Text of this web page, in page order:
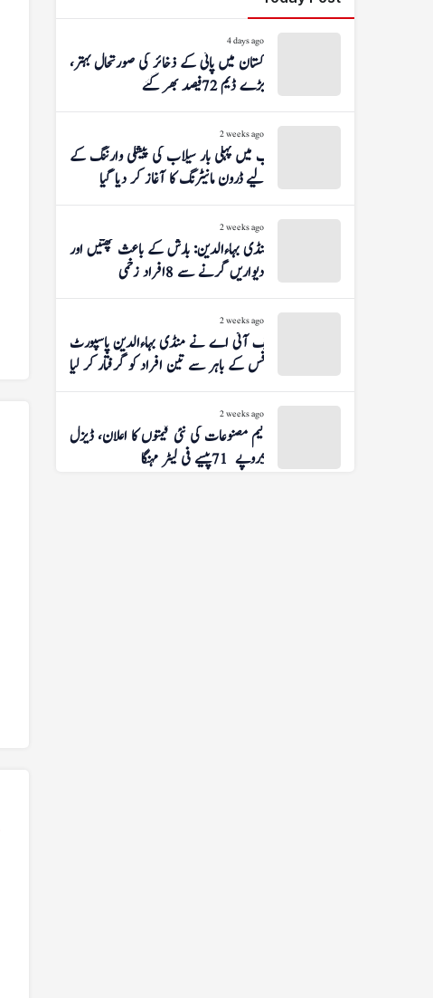
4 days ago
پاکستان میں پانی کے ذخائر کی صورتحال بہتر،
بڑے ڈیم 72 فیصد بھر گئے
2 weeks ago
پنجاب میں پہلی بار سیلاب کی پیشگی وارننگ کے
لیے ڈرون مانیٹرنگ کا آغاز کر دیا گیا
2 weeks ago
منڈی بہاءالدین: بارش کے باعث چھتیں اور
دیواریں گرنے سے 8 افراد زخمی
2 weeks ago
ایف آئی اے نے منڈی بہاءالدین پاسپورٹ
آفس کے باہر سے تین افراد کو گرفتار کر لیا
2 weeks ago
پیٹرولیم مصنوعات کی نئی قیمتوں کا اعلان، ڈیزل
5 روپے 71 پیسے فی لیٹر مہنگا